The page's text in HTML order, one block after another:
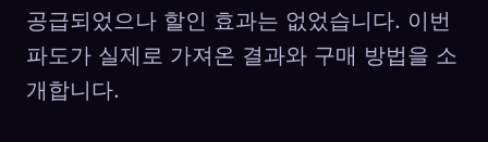
공급되었으나 할인 효과는 없었습니다. 이번
파도가 실제로 가져온 결과와 구매 방법을 소
개합니다.